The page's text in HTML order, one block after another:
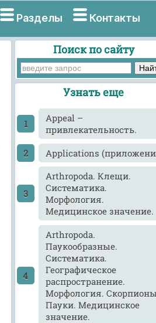
Разделы Контакты
Поиск по сайту
Узнать еще
Appeal –
привлекательность.
Applications
Arthropoda. Клещи.
Систематика.
Морфология.
Медицинское значение.
Arthropoda.
Паукообразные.
Систематика.
Географическое
распространение.
Морфология.
Пауки. Медицинское
значение.